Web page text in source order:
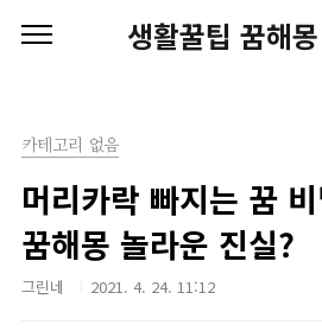
생활꿀팁 꿈해
카테고리 없음
머리카락 빠지는 꿈
꿈해몽 놀라운 진실?
그린네 2021. 4. 24. 11:12